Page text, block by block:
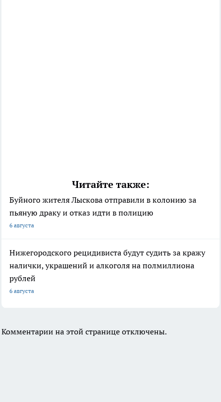
Читайте также:
Буйного жителя Лыскова отправили в колонию за
пьяную драку и отказ идти в полицию
6 августа
Нижегородского рецидивиста будут судить за кражу
налички, украшений и алкоголя на полмиллиона
рублей
6 августа
Комментарии на этой странице отключены.